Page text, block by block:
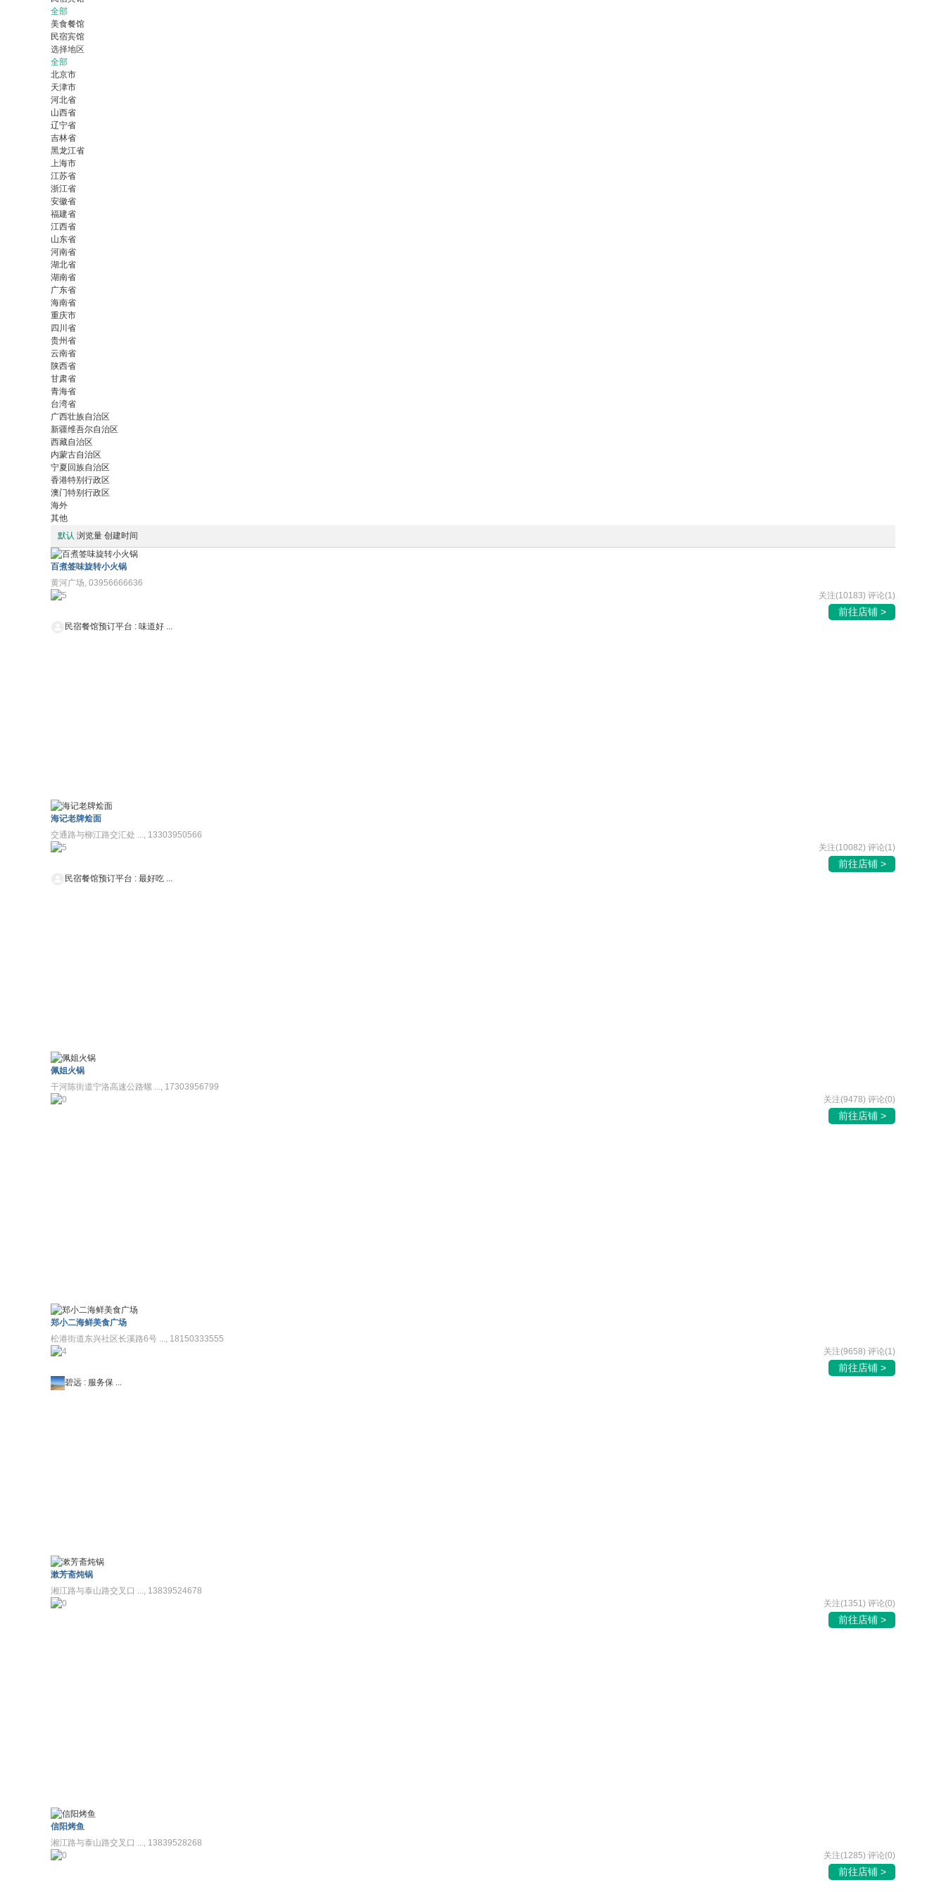
全部
美食餐馆
民宿宾馆
选择地区
全部
北京市
天津市
河北省
山西省
辽宁省
吉林省
黑龙江省
上海市
江苏省
浙江省
安徽省
福建省
江西省
山东省
河南省
湖北省
湖南省
广东省
海南省
重庆市
四川省
贵州省
云南省
陕西省
甘肃省
青海省
台湾省
广西壮族自治区
新疆维吾尔自治区
西藏自治区
内蒙古自治区
宁夏回族自治区
香港特别行政区
澳门特别行政区
海外
其他
默认 浏览量 创建时间
百煮签味旋转小火锅
黄河广场, 03956666636
关注(10183) 评论(1)
前往店铺 >
民宿餐馆预订平台 : 味道好 ...
海记老牌烩面
交通路与柳江路交汇处 ..., 13303950566
关注(10082) 评论(1)
前往店铺 >
民宿餐馆预订平台 : 最好吃 ...
佩姐火锅
干河陈街道宁洛高速公路螺 ..., 17303956799
关注(9478) 评论(0)
前往店铺 >
郑小二海鲜美食广场
松港街道东兴社区长溪路6号 ..., 18150333555
关注(9658) 评论(1)
前往店铺 >
碧远 : 服务保 ...
漱芳斋炖锅
湘江路与泰山路交叉口 ..., 13839524678
关注(1351) 评论(0)
前往店铺 >
信阳烤鱼
湘江路与泰山路交叉口 ..., 13839528268
关注(1285) 评论(0)
前往店铺 >